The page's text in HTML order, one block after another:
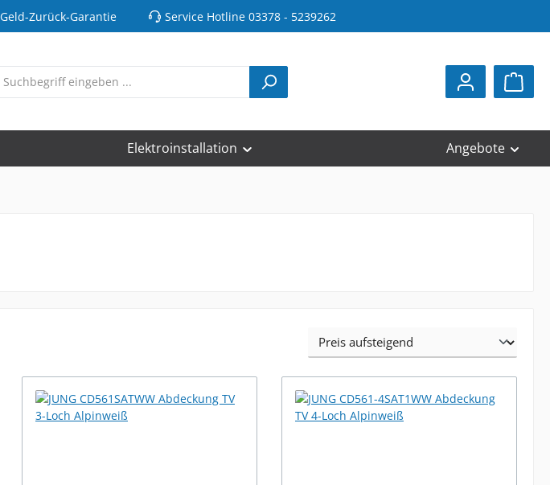
Geld-Zurück-Garantie Service Hotline 03378 - 5239262
Elektroinstallation Angebote